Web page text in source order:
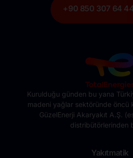
+90 850 307 64
Kurulduğu günden bu yana
madeni yağlar sektöründe öncü
GüzelEnerji Akaryakıt A.Ş.
distribütörlerinden
Yakıtmatik